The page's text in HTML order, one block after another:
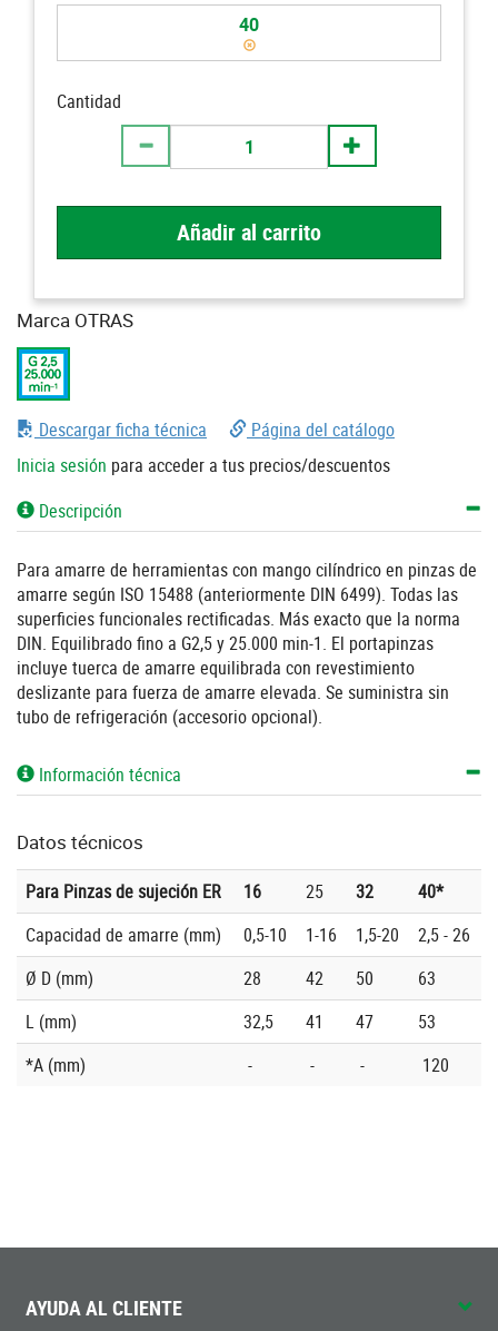
40
Cantidad
Añadir al carrito
Marca OTRAS
Descargar ficha técnica
Página del catálogo
Inicia sesión para acceder a tus precios/descuentos
Descripción
Para amarre de herramientas con mango cilíndrico en pinzas de
amarre según ISO 15488 (anteriormente DIN 6499). Todas las
superficies funcionales rectificadas. Más exacto que la norma
DIN. Equilibrado fino a G2,5 y 25.000 min-1. El portapinzas
incluye tuerca de amarre equilibrada con revestimiento
deslizante para fuerza de amarre elevada. Se suministra sin
tubo de refrigeración (accesorio opcional).
Información técnica
Datos técnicos
Para Pinzas de sujeción ER 16 25 32
40*
Capacidad de amarre (mm)
0,5-10 1-16 1,5-20
2,5 - 26
Ø D (mm)
28 42 50
63
L (mm)
32,5 41 47
53
*A (mm)
- - - 120
AYUDA AL CLIENTE